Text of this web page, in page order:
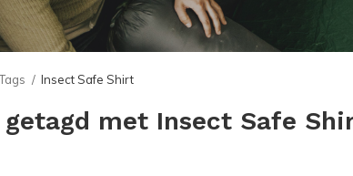
Tags Insect Safe Shirt
met Insect Safe